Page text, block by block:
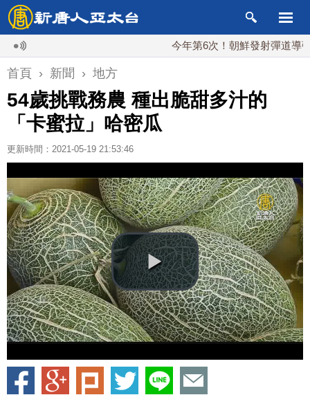
今年第6次！朝鮮發射彈道導彈 落日
首頁 › 新聞 › 地方
54歲挑戰務農 種出脆甜多汁的
「卡蜜拉」哈密瓜
更新時間：2021-05-19 21:53:46